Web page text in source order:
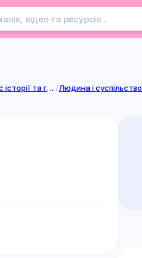
Інтегрований курс історії та громадянської освіти. 10-12 класи. (10 клас) /Людина і суспільство